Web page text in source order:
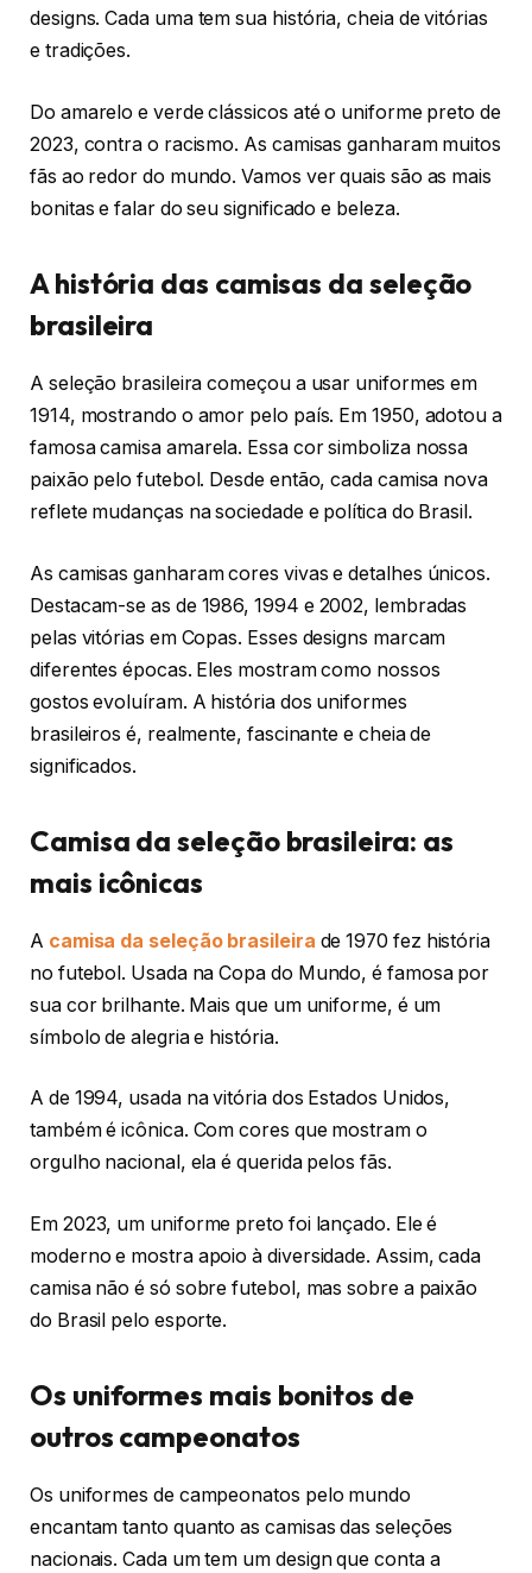
designs. Cada uma tem sua história, cheia de vitórias
e tradições.
Do amarelo e verde clássicos até o uniforme preto de
2023, contra o racismo. As camisas ganharam muitos
fãs ao redor do mundo. Vamos ver quais são as mais
bonitas e falar do seu significado e beleza.
A história das camisas da seleção
brasileira
A seleção brasileira começou a usar uniformes em
1914, mostrando o amor pelo país. Em 1950, adotou a
famosa camisa amarela. Essa cor simboliza nossa
paixão pelo futebol. Desde então, cada camisa nova
reflete mudanças na sociedade e política do Brasil.
As camisas ganharam cores vivas e detalhes únicos.
Destacam-se as de 1986, 1994 e 2002, lembradas
pelas vitórias em Copas. Esses designs marcam
diferentes épocas. Eles mostram como nossos
gostos evoluíram. A história dos uniformes
brasileiros é, realmente, fascinante e cheia de
significados.
Camisa da seleção brasileira: as
mais icônicas
A camisa da seleção brasileira de 1970 fez história
no futebol. Usada na Copa do Mundo, é famosa por
sua cor brilhante. Mais que um uniforme, é um
símbolo de alegria e história.
A de 1994, usada na vitória dos Estados Unidos,
também é icônica. Com cores que mostram o
orgulho nacional, ela é querida pelos fãs.
Em 2023, um uniforme preto foi lançado. Ele é
moderno e mostra apoio à diversidade. Assim, cada
camisa não é só sobre futebol, mas sobre a paixão
do Brasil pelo esporte.
Os uniformes mais bonitos de
outros campeonatos
Os uniformes de campeonatos pelo mundo
encantam tanto quanto as camisas das seleções
nacionais. Cada um tem um design que conta a